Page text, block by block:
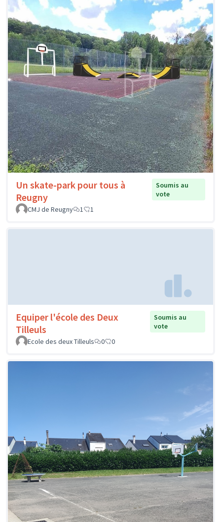
Un skate-park pour tous à
Reugny
Soumis au
vote
CMJ de Reugny
1 1
Equiper l'école des Deux
Tilleuls
Soumis au
vote
Ecole des deux Tilleuls
0 0